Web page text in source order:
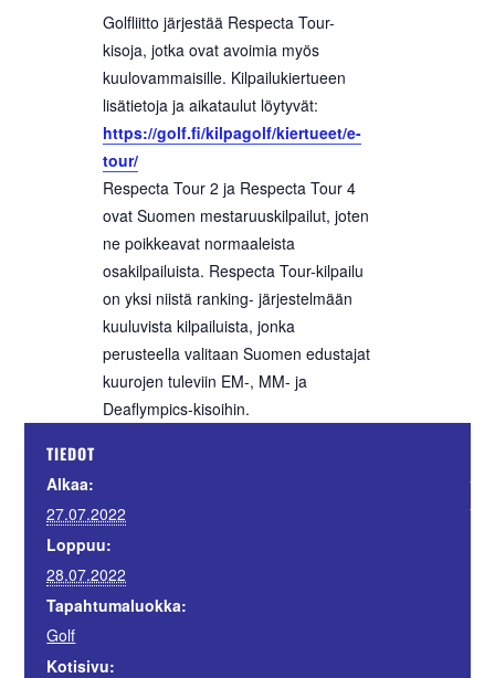
Golfliitto järjestää Respecta Tour-
kisoja, jotka ovat avoimia myös
kuulovammaisille. Kilpailukiertueen
lisätietoja ja aikataulut löytyvät:
https://golf.fi/kilpagolf/kiertueet/e-
tour/
Respecta Tour 2 ja Respecta Tour 4
ovat Suomen mestaruuskilpailut, joten
ne poikkeavat normaaleista
osakilpailuista. Respecta Tour-kilpailu
on yksi niistä ranking- järjestelmään
kuuluvista kilpailuista, jonka
perusteella valitaan Suomen edustajat
kuurojen tuleviin EM-, MM- ja
Deaflympics-kisoihin.
TIEDOT
Alkaa:
27.07.2022
Loppuu:
28.07.2022
Tapahtumaluokka:
Golf
Kotisivu: